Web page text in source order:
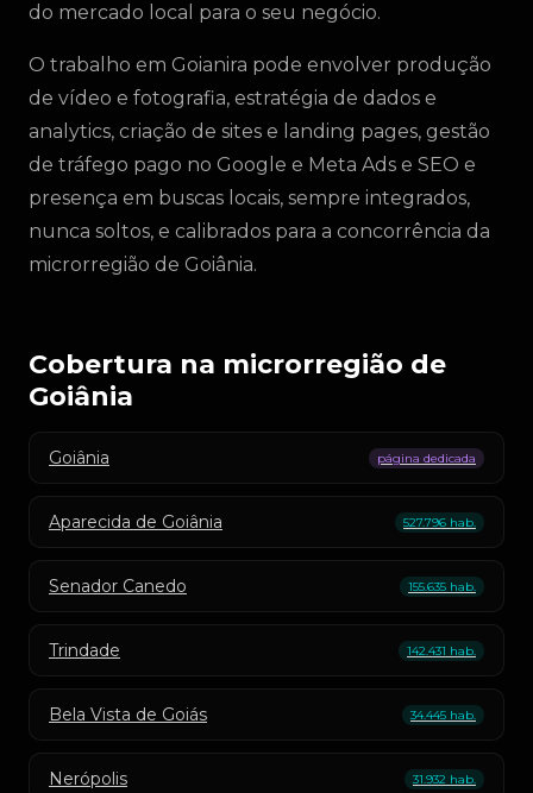
do mercado local para o seu negócio.
O trabalho em Goianira pode envolver produção
de vídeo e fotografia, estratégia de dados e
analytics, criação de sites e landing pages, gestão
de tráfego pago no Google e Meta Ads e SEO e
presença em buscas locais, sempre integrados,
nunca soltos, e calibrados para a concorrência da
microrregião de Goiânia.
Cobertura na microrregião de
Goiânia
Goiânia página dedicada
Aparecida de Goiânia 527.796 hab.
Senador Canedo 155.635 hab.
Trindade 142.431 hab.
Bela Vista de Goiás 34.445 hab.
Nerópolis 31.932 hab.